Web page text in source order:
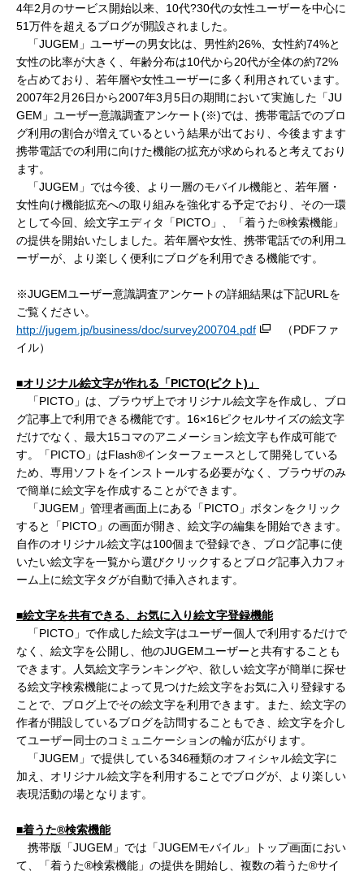
4年2月のサービス開始以来、10代?30代の女性ユーザーを中心に
51万件を超えるブログが開設されました。
「JUGEM」ユーザーの男女比は、男性約26%、女性約74%と
女性の比率が大きく、年齢分布は10代から20代が全体の約72%
を占めており、若年層や女性ユーザーに多く利用されています。
2007年2月26日から2007年3月5日の期間において実施した「JU
GEM」ユーザー意識調査アンケート(※)では、携帯電話でのブロ
グ利用の割合が増えているという結果が出ており、今後ますます
携帯電話での利用に向けた機能の拡充が求められると考えており
ます。
「JUGEM」では今後、より一層のモバイル機能と、若年層・
女性向け機能拡充への取り組みを強化する予定でおり、その一環
として今回、絵文字エディタ「PICTO」、「着うた®検索機能」
の提供を開始いたしました。若年層や女性、携帯電話での利用ユ
ーザーが、より楽しく便利にブログを利用できる機能です。
※JUGEMユーザー意識調査アンケートの詳細結果は下記URLを
ご覧ください。
http://jugem.jp/business/doc/survey200704.pdf
（PDFファ
イル）
■オリジナル絵文字が作れる「PICTO(ピクト) 」
「PICTO」は、ブラウザ上でオリジナル絵文字を作成し、ブロ
グ記事上で利用できる機能です。16×16ピクセルサイズの絵文字
だけでなく、最大15コマのアニメーション絵文字も作成可能で
す。「PICTO」はFlash®インターフェースとして開発している
ため、専用ソフトをインストールする必要がなく、ブラウザのみ
で簡単に絵文字を作成することができます。
「JUGEM」管理者画面上にある「PICTO」ボタンをクリック
すると「PICTO」の画面が開き、絵文字の編集を開始できます。
自作のオリジナル絵文字は100個まで登録でき、ブログ記事に使
いたい絵文字を一覧から選びクリックするとブログ記事入力フォ
ーム上に絵文字タグが自動で挿入されます。
■絵文字を共有できる、お気に入り絵文字登録機能
「PICTO」で作成した絵文字はユーザー個人で利用するだけで
なく、絵文字を公開し、他のJUGEMユーザーと共有することも
できます。人気絵文字ランキングや、欲しい絵文字が簡単に探せ
る絵文字検索機能によって見つけた絵文字をお気に入り登録する
ことで、ブログ上でその絵文字を利用できます。また、絵文字の
作者が開設しているブログを訪問することもでき、絵文字を介し
てユーザー同士のコミュニケーションの輪が広がります。
「JUGEM」で提供している346種類のオフィシャル絵文字に
加え、オリジナル絵文字を利用することでブログが、より楽しい
表現活動の場となります。
■着うた®検索機能
携帯版「JUGEM」では「JUGEMモバイル」トップ画面におい
て、「着うた®検索機能」の提供を開始し、複数の着うた®サイ